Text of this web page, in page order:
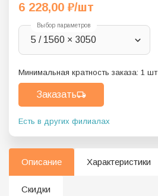
6 228,00 ₽/шт
Выбор параметров
5 / 1560 × 3050
Минимальная кратность заказа: 1 шт
Заказать
Есть в других филиалах
Описание Характеристики
Скидки